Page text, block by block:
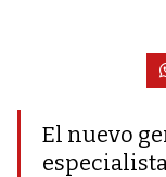
El nuevo